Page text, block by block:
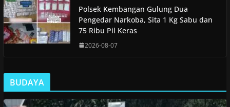
Polsek Kembangan Gulung Dua
Pengedar Narkoba, Sita 1 Kg Sabu dan
75 Ribu Pil Keras
2026-08-07
BUDAYA